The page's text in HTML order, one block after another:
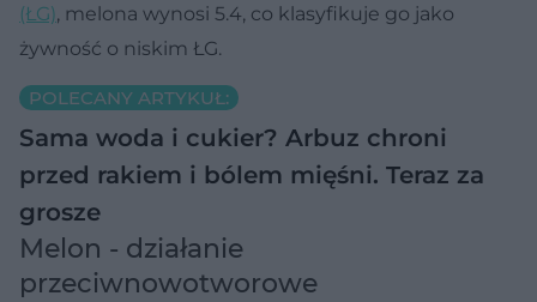
(ŁG), melona wynosi 5.4, co klasyfikuje go jako
żywność o niskim ŁG.
POLECANY ARTYKUŁ:
Sama woda i cukier? Arbuz chroni
przed rakiem i bólem mięśni. Teraz za
grosze
Melon - działanie
przeciwnowotworowe